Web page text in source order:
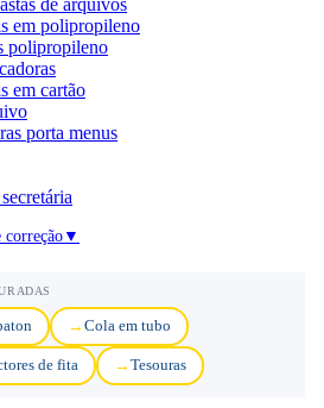
de arquivos
em polipropileno
polipropileno
em cartão
porta menus
correção▼
Cola em tubo
de fita Tesouras